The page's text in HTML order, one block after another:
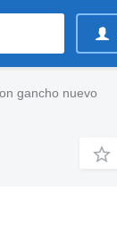
gancho nuevo